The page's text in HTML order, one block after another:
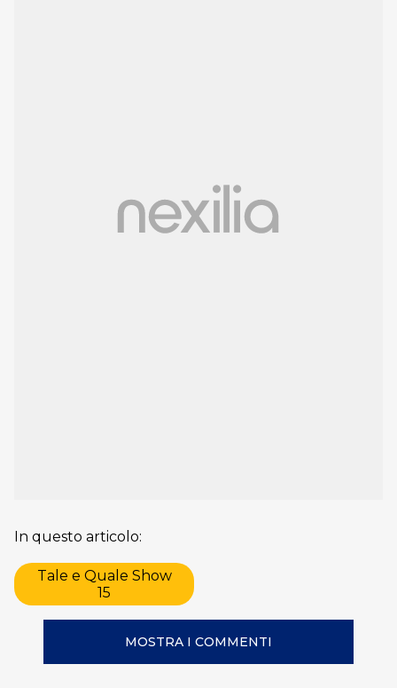
In questo articolo:
Tale e Quale Show
15
MOSTRA I COMMENTI